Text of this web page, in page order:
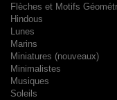
Flèches et Motifs
Hindous
Lunes
Marins
Miniatures (nouveaux)
Minimalistes
Musiques
Soleils